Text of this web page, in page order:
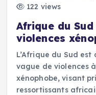
122 views
Afrique du
violences
L’Afrique du Sud
vague de violences
xénophobe, visant
ressortissants